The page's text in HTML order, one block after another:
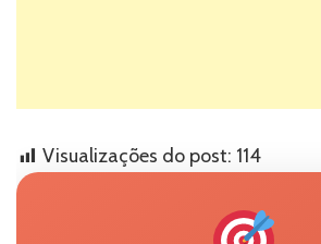
Visualizações do post: 114